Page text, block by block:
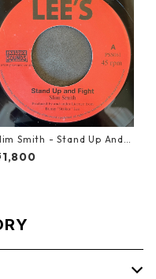
Smith - Stand Up And F
【7-21832】